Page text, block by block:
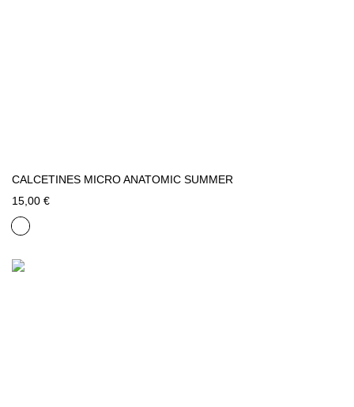
CALCETINES MICRO ANATOMIC SUMMER
15,00 €